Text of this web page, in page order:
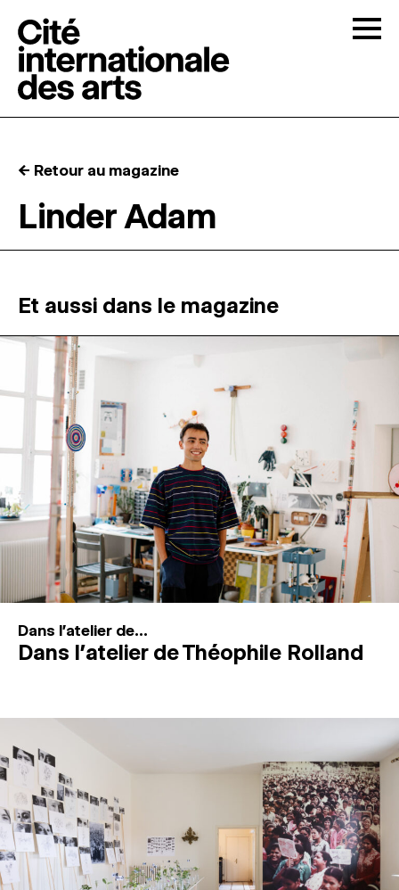
RÉSIDENCES ↓
ATELIERS OUVERTS
PROGRAMMATION
MAGAZINE
ESPACES DE PRATIQUE ARTISTIQUE ↓
Recherche
Connexion
← Retour au magazine
Linder Adam
Et aussi dans le magazine
Dans l'atelier de...
Dans l’atelier de Théophile Rolland